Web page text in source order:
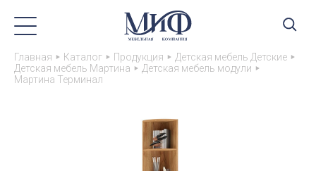
Главная Каталог Продукция
Детская мебель Детские
Детская мебель Мартина
Детская мебель модули
Мартина Терминал